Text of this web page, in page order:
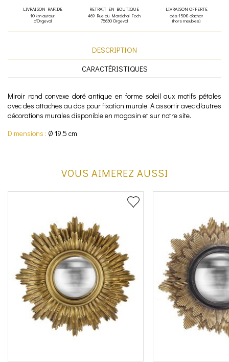
LIVRAISON RAPIDE
10 km autour
d'Orgeval
RETRAIT EN BOUTIQUE
469 Rue du Maréchal Foch
78630 Orgeval
LIVRAISON OFFERTE
dès 150€ d'achat
(hors meubles)
DESCRIPTION
CARACTÉRISTIQUES
Miroir rond convexe doré antique en forme soleil aux motifs pétales
avec des attaches au dos pour fixation murale. A assortir avec d'autres
décorations murales disponible en magasin et sur notre site.
Dimensions : Ø 19,5 cm
VOUS AIMEREZ AUSSI